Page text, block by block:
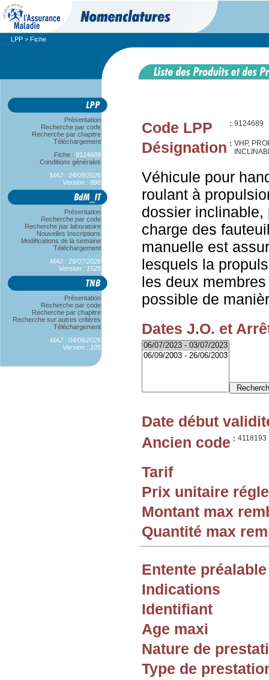
LPP > Fiche
Présentation
Recherche par code
Recherche par chapitre
Téléchargement
Fiche : 9124689
Conditions générales
MAJ : 04/08/2026
Version : 896
Présentation
Recherche par code
Recherche par laboratoire
Nouvelles Inscriptions
Modifications de la semaine
Téléchargement
MAJ : 29/07/2026
Version : 1525
Présentation
Recherche par code
Recherche par chapitre
Recherche sur autres critères
Téléchargement
MAJ : 04/06/2026
Version : 105
Code LPP : 9124689
Désignation : VHP,
Véhicule pour
roulant à
dossier inclinable,
charge des
manuelle est
lesquels la
les deux
possible de
Dates J.O. et
Date début
Ancien code : 4118193
Tarif
Prix unitaire
Montant max
Quantité max
Entente préalable
Indications
Identifiant
Age maxi
Nature de
Type de